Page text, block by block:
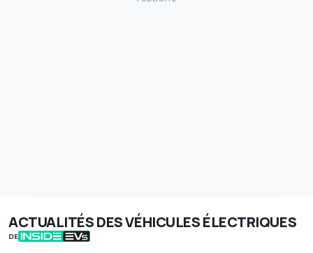
ACTUALITÉS DES VÉHICULES ÉLECTRIQUES
DE